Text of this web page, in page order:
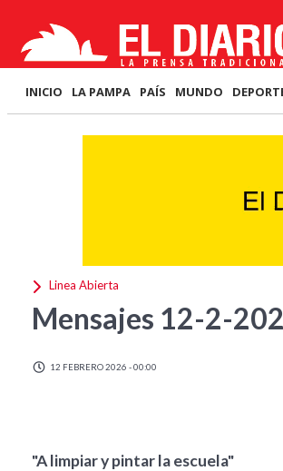
INICIO LA PAMPA PAÍS MUNDO
Linea Abierta
Mensajes 12-2-
12 FEBRERO 2026 - 00:00
"A limpiar y pintar la escuela"